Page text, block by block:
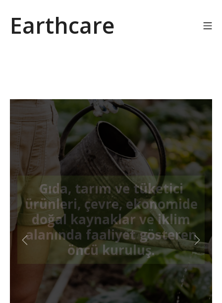
Earthcare
Gıda, tarım ve tüketici
ürünleri, çevre, ekonomide
doğal kaynaklar ve iklim
alanında faaliyet gösteren
öncü kuruluş.
DAHA FAZLA...